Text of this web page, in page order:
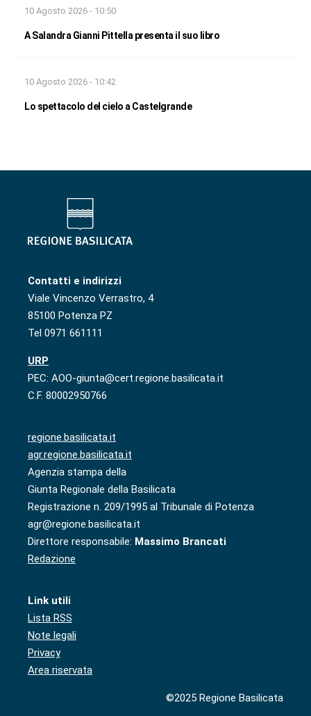
10 Agosto 2026 - 10:50
A Salandra Gianni Pittella presenta il suo libro
10 Agosto 2026 - 10:42
Lo spettacolo del cielo a Castelgrande
Contatti e indirizzi
Viale Vincenzo Verrastro, 4
85100 Potenza PZ
Tel 0971 661111
URP
PEC: AOO-giunta@cert.regione.basilicata.it
C.F. 80002950766
regione.basilicata.it
agr.regione.basilicata.it
Agenzia stampa della
Giunta Regionale della Basilicata
Registrazione n. 209/1995 al Tribunale di Potenza
agr@regione.basilicata.it
Direttore responsabile: Massimo Brancati
Redazione
Link utili
Lista RSS
Note legali
Privacy
Area riservata
©2025 Regione Basilicata